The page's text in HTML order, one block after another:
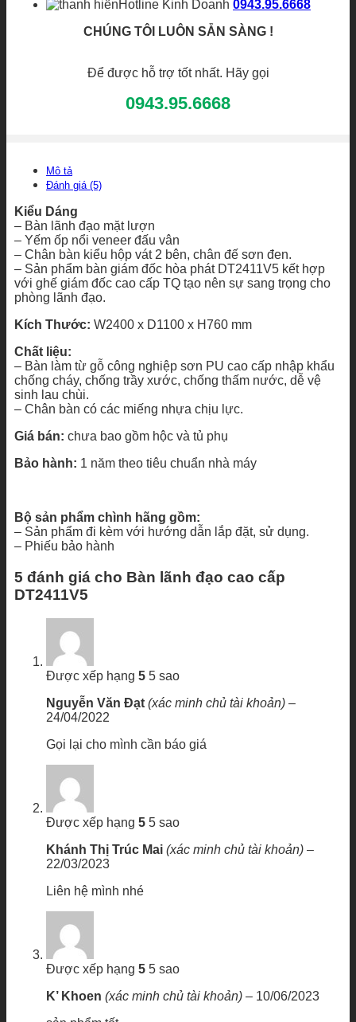
Hotline Kinh Doanh 0943.95.6668
CHÚNG TÔI LUÔN SẴN SÀNG !
Để được hỗ trợ tốt nhất. Hãy gọi
0943.95.6668
Mô tả
Đánh giá (5)
Kiểu Dáng
– Bàn lãnh đạo mặt lượn
– Yếm ốp nổi veneer đấu vân
– Chân bàn kiểu hộp vát 2 bên, chân đế sơn đen.
– Sản phẩm bàn giám đốc hòa phát DT2411V5 kết hợp
với ghế giám đốc cao cấp TQ tạo nên sự sang trọng cho
phòng lãnh đạo.
Kích Thước: W2400 x D1100 x H760 mm
Chất liệu:
– Bàn làm từ gỗ công nghiệp sơn PU cao cấp nhập khẩu
chống cháy, chống trầy xước, chống thấm nước, dễ vệ
sinh lau chùi.
– Chân bàn có các miếng nhựa chịu lực.
Giá bán: chưa bao gồm hộc và tủ phụ
Bảo hành: 1 năm theo tiêu chuẩn nhà máy
Bộ sản phẩm chình hãng gồm:
– Sản phẩm đi kèm với hướng dẫn lắp đặt, sử dụng.
– Phiếu bảo hành
5 đánh giá cho Bàn lãnh đạo cao cấp
DT2411V5
Được xếp hạng 5 5 sao
Nguyễn Văn Đạt (xác minh chủ tài khoản) –
24/04/2022
Gọi lại cho mình cần báo giá
Được xếp hạng 5 5 sao
Khánh Thị Trúc Mai (xác minh chủ tài khoản) –
22/03/2023
Liên hệ mình nhé
Được xếp hạng 5 5 sao
K’ Khoen (xác minh chủ tài khoản) – 10/06/2023